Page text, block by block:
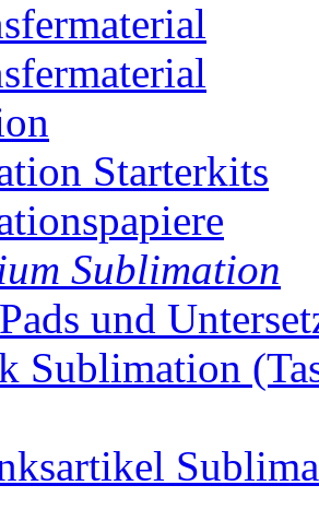
Starterkits
Sublimation
und
Sublimation